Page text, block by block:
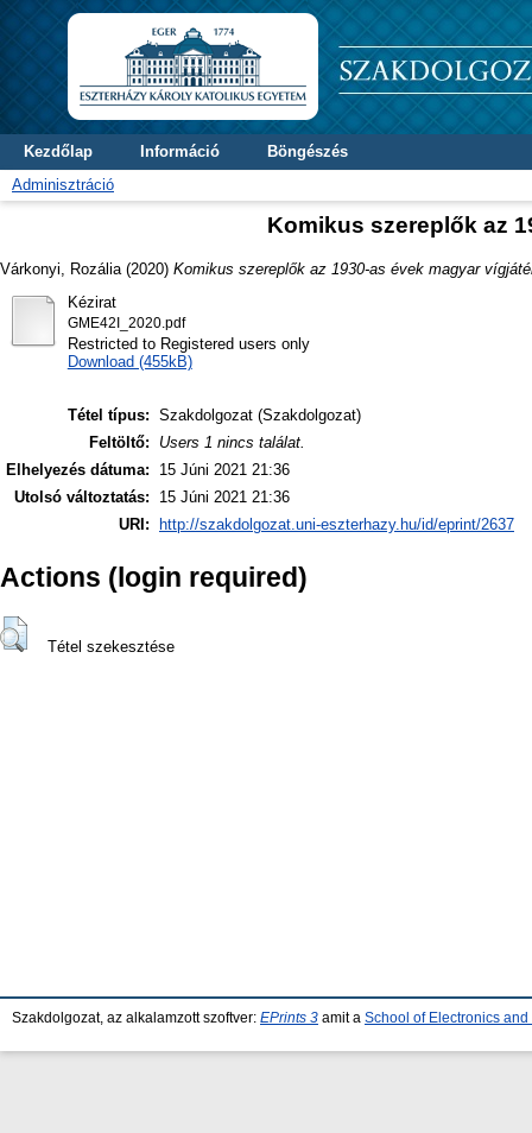
Kezdőlap Információ
Böngészés
Adminisztráció
Komikus szereplők az
Várkonyi, Rozália (2020) Komikus szereplők az 1930-as évek magyar
Kézirat
GME42I_2020.pdf
Restricted to Registered users only
Download (455kB)
Tétel típus: Szakdolgozat (Szakdolgozat)
Feltöltő:
Users 1 nincs találat.
Elhelyezés dátuma:
15 Júni 2021 21:36
Utolsó változtatás:
15 Júni 2021 21:36
URI:
http://szakdolgozat.uni-eszterhazy.hu/id/eprint/2637
Actions (login required)
Tétel szekesztése
Szakdolgozat, az alkalamzott szoftver: EPrints 3 amit a School of Electronics